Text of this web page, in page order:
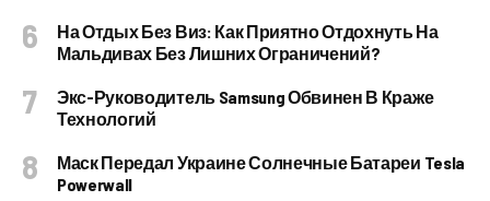
На Отдых Без Виз: Как Приятно Отдохнуть На
Мальдивах Без Лишних Ограничений?
Экс-Руководитель Samsung Обвинен В Краже
Технологий
Маск Передал Украине Солнечные Батареи Tesla
Powerwall